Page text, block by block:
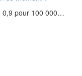
0,9 pour 100 000…